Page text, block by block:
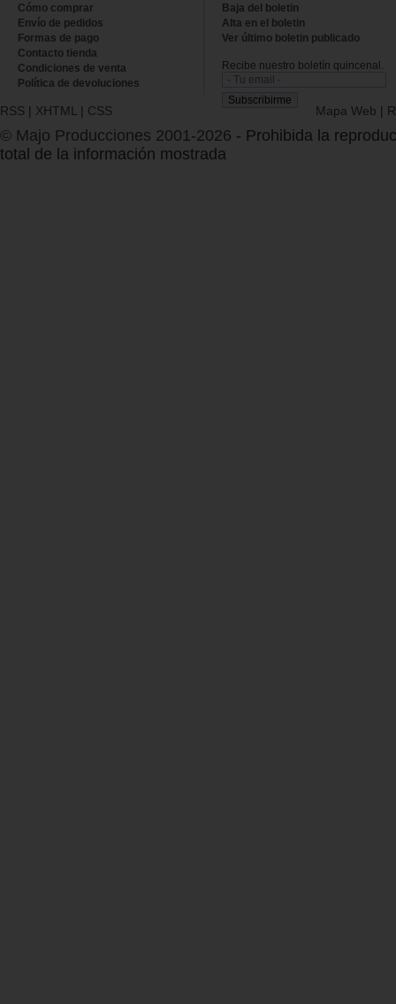
Cómo comprar
Envío de pedidos
Formas de pago
Contacto tienda
Condiciones de venta
Política de devoluciones
Baja del boletin
Alta en el boletin
Ver último boletin publicado
Recibe nuestro boletín quincenal.
RSS | XHTML | CSS Mapa Web |
© Majo Producciones 2001-2026 - Prohibida la
total de la información mostrada